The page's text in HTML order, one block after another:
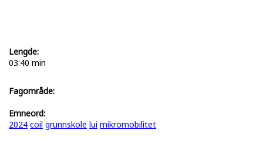
Lengde:
03:40 min
Fagområde:
Emneord:
2024 coil grunnskole lui mikromobilitet